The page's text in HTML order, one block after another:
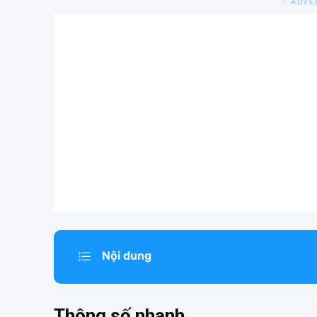
Nội dung